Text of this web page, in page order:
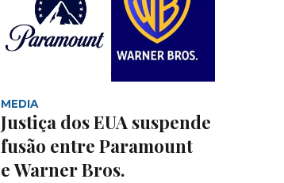
MEDIA
Justiça dos EUA suspende
fusão entre Paramount
e Warner Bros.